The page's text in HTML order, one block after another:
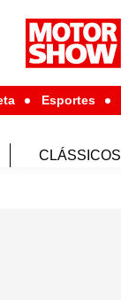
Esportes
CLÁSSICOS